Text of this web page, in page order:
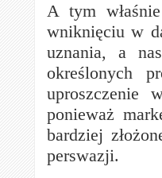
A tym
wniknięciu w
uznania, a
określonych
uproszczenie
ponieważ
bardziej
perswazji.